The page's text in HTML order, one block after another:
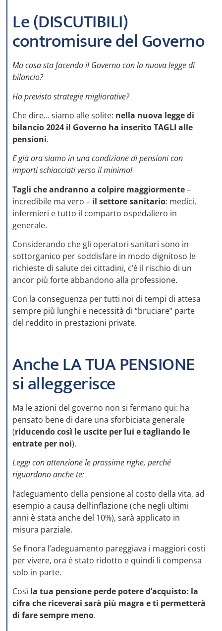
Le (DISCUTIBILI)
contromisure del Governo
Ma cosa sta facendo il Governo con la nuova legge di
bilancio?
Ha previsto strategie migliorative?
Che dire… siamo alle solite: nella nuova legge di
bilancio 2024 il Governo ha inserito TAGLI alle
pensioni.
E già ora siamo in una condizione di pensioni con
importi schiacciati verso il minimo!
Tagli che andranno a colpire maggiormente–
incredibile ma vero – il settore sanitario: medici,
infermieri e tutto il comparto ospedaliero in
generale.
Considerando che gli operatori sanitari sono in
sottorganico per soddisfare in modo dignitoso le
richieste di salute dei cittadini, c’è il rischio di un
ancor più forte abbandono alla professione.
Con la conseguenza per tutti noi di tempi di attesa
sempre più lunghi e necessità di “bruciare” parte
del reddito in prestazioni private.
Anche LA TUA PENSIONE
si alleggerisce
Ma le azioni del governo non si fermano qui: ha
pensato bene di dare una sforbiciata generale
(riducendo così le uscite per lui e tagliando le
entrate per noi).
Leggi con attenzione le prossime righe, perché
riguardano anche te:
l’adeguamento della pensione al costo della vita, ad
esempio a causa dell’inflazione (che negli ultimi
anni è stata anche del 10%), sarà applicato in
misura parziale.
Se finora l’adeguamento pareggiava i maggiori costi
per vivere, ora è stato ridotto e quindi li compensa
solo in parte.
Così la tua pensione perde potere d’acquisto: la
cifra che riceverai sarà più magra e ti permetterà
di fare sempre meno.